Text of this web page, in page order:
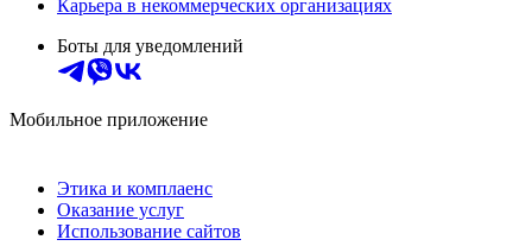
Карьера в некоммерческих организациях
Боты для уведомлений
Мобильное приложение
Этика и комплаенс
Оказание услуг
Использование сайтов